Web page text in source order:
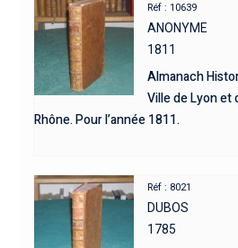
Réf : 10639
ANONYME
1811
Almanach
Ville de Lyon et
Rhône. Pour l’année 1811.
Réf : 8021
DUBOS
1785